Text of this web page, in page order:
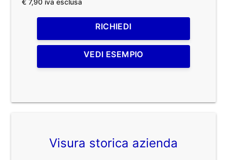
€ 7,90 iva esclusa
RICHIEDI
VEDI ESEMPIO
Visura storica azienda